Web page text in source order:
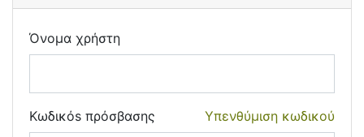
Όνομα χρήστη
Υπενθύμιση κωδικού
Κωδικόs πρόσβασης